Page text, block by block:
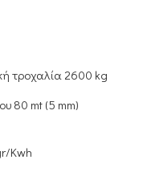
τροχαλία 2600 kg
80 mt (5 mm)
Kwh